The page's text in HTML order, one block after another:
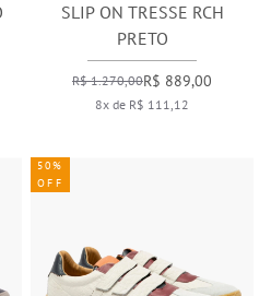
SLIP ON TRESSE RCH
PRETO
R$ 1.270,00R$ 889,00
8x de R$ 111,12
50%
OFF